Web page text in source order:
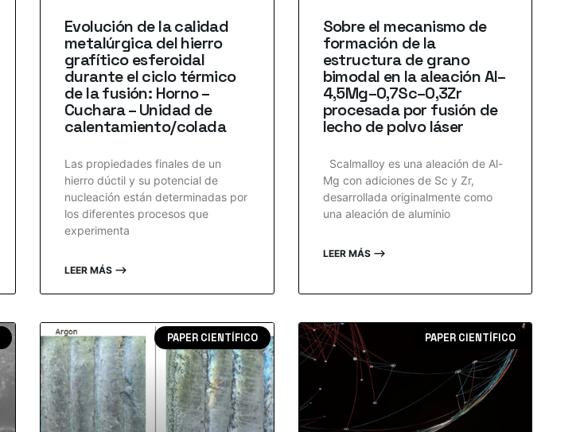
Evolución de la calidad
metalúrgica del hierro
grafítico esferoidal
durante el ciclo térmico
de la fusión: Horno –
Cuchara – Unidad de
calentamiento/colada
Las propiedades finales de un
hierro dúctil y su potencial de
nucleación están determinadas por
los diferentes procesos que
experimenta
LEER MÁS ⟶
Sobre el mecanismo de
formación de la
estructura de grano
bimodal en la aleación Al–
4,5Mg–0,7Sc–0,3Zr
procesada por fusión de
lecho de polvo láser
Scalmalloy es una aleación de Al-
Mg con adiciones de Sc y Zr,
desarrollada originalmente como
una aleación de aluminio
LEER MÁS ⟶
PAPER CIENTÍFICO PAPER CIENTÍFICO